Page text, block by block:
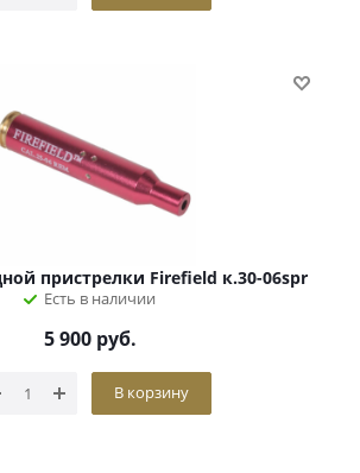
пристрелки Firefield к.30-06spr
Есть в наличии
5 900 руб.
В корзину